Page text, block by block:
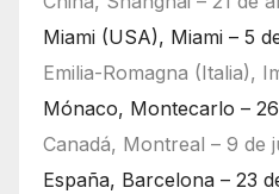
Miami (USA), Miami – 5
Emilia-Romagna (Italia),
Mónaco, Montecarlo –
Canadá, Montreal – 9 de
España, Barcelona – 23